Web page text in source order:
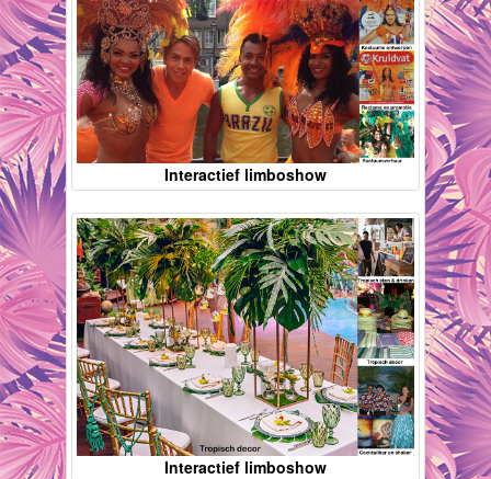
Interactief limboshow
Interactief limboshow